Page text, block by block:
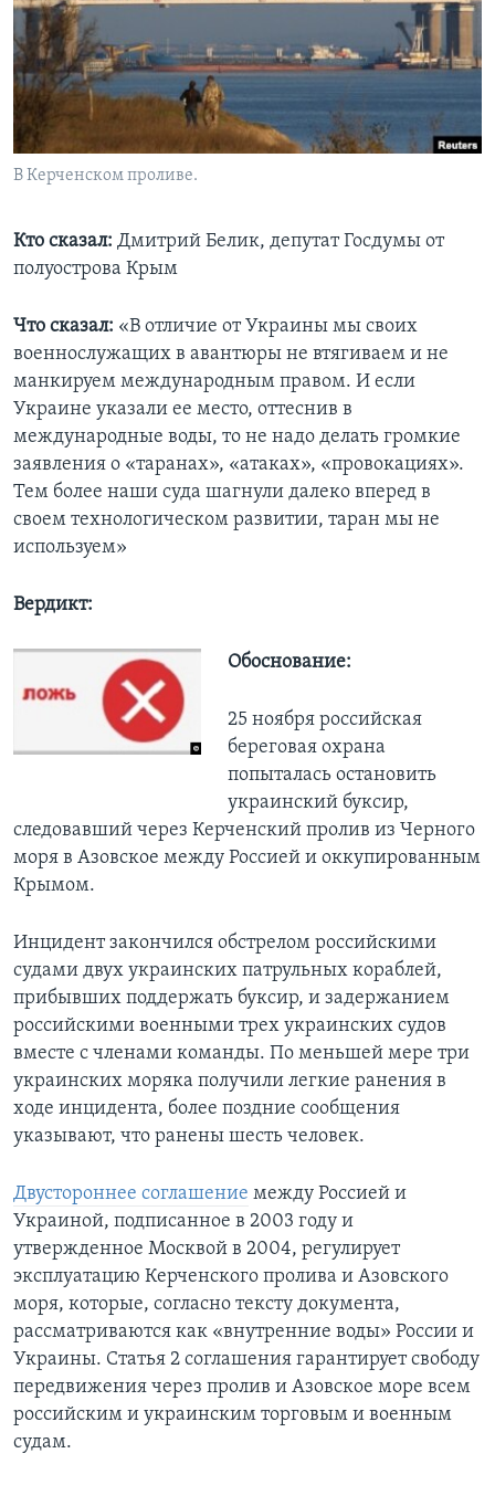
Learning English
СОЦИАЛЬНЫЕ СЕТИ
В Керченском проливе.
Кто сказал: Дмитрий Белик, депутат Госдумы от
полуострова Крым
Что сказал: «В отличие от Украины мы своих
военнослужащих в авантюры не втягиваем и не
манкируем международным правом. И если
Украине указали ее место, оттеснив в
международные воды, то не надо делать громкие
заявления о «таранах», «атаках», «провокациях».
Тем более наши суда шагнули далеко вперед в
своем технологическом развитии, таран мы не
используем»
Вердикт:
Обоснование:
25 ноября российская
береговая охрана
попыталась остановить
украинский буксир,
следовавший через Керченский пролив из Черного
моря в Азовское между Россией и оккупированным
Крымом.
Инцидент закончился обстрелом российскими
судами двух украинских патрульных кораблей,
прибывших поддержать буксир, и задержанием
российскими военными трех украинских судов
вместе с членами команды. По меньшей мере три
украинских моряка получили легкие ранения в
ходе инцидента, более поздние сообщения
указывают, что ранены шесть человек.
Двустороннее соглашение между Россией и
Украиной, подписанное в 2003 году и
утвержденное Москвой в 2004, регулирует
эксплуатацию Керченского пролива и Азовского
моря, которые, согласно тексту документа,
рассматриваются как «внутренние воды» России и
Украины. Статья 2 соглашения гарантирует свободу
передвижения через пролив и Азовское море всем
российским и украинским торговым и военным
судам.